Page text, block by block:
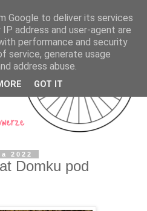
2022
Domku pod
Google to deliver its services
address and user-agent are
performance and security
service, generate usage
address abuse.
GOT IT